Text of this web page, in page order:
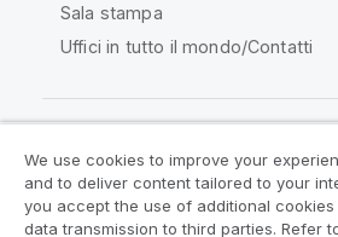
Sala stampa
Uffici in tutto il mondo/Contatti
Qlik Community
We use cookies to improve your
and to deliver content tailored to your
you accept the use of additional
data transmission to third parties. Refer